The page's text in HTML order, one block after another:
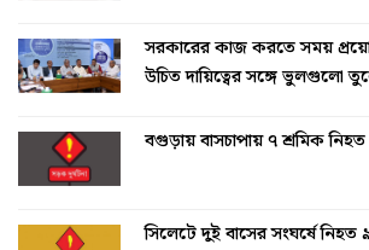
সরকারের কাজ করতে সময়
উচিত দায়িত্বের সঙ্গে ভুলগুলো
বগুড়ায় বাসচাপায় ৭ শ্রমিক নিহত
সিলেটে দুই বাসের সংঘর্ষে নিহত